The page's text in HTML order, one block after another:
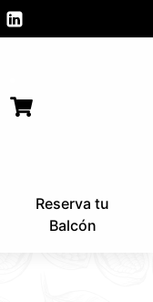
Reserva tu
Balcón